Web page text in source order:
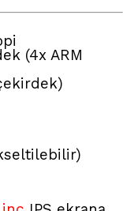
(4x ARM